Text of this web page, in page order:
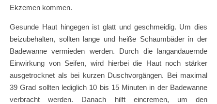
Ekzemen kommen.
Gesunde Haut hingegen ist glatt und geschmeidig. Um dies
beizubehalten, sollten lange und heiße Schaumbäder in der
Badewanne vermieden werden. Durch die langandauernde
Einwirkung von Seifen, wird hierbei die Haut noch stärker
ausgetrocknet als bei kurzen Duschvorgängen. Bei maximal
39 Grad sollten lediglich 10 bis 15 Minuten in der Badewanne
verbracht werden. Danach hilft eincremen, um den